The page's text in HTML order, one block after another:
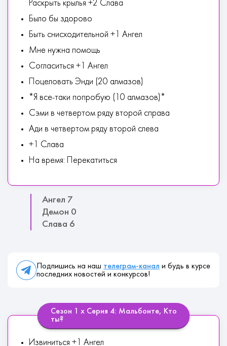
Раскрыть крылья +2 Слава
Было бы здорово
Быть снисходительной +1 Ангел
Мне нужна помощь
Согласиться +1 Ангел
Поцеловать Энди (20 алмазов)
*Я все-таки попробую (10 алмазов)*
Сэми в четвертом ряду второй справа
Ади в четвертом ряду второй слева
+1 Слава
На время: Перекатиться
Ангел 7
Демон 0
Слава 6
Подпишись на наш телеграм-канал и будь в курсе
последних новостей и конкурсов!
Сезон 1 х Серия 4: Мальбонте, Кто
ты?
Извиниться +1 Ангел